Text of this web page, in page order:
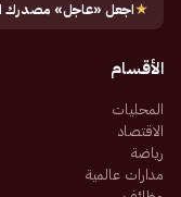
★اجعل «عاجل» مصدرك
الأقسام
المحليات
الاقتصاد
رياضة
مدارات عالمية